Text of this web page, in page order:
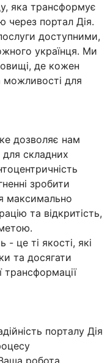
яка трансформує
через портал Дія.
доступними,
українця. Ми
де кожен
можливості для
дозволяє нам
для складних
зробити
максимально
та відкритість,
- це ті якості, які
та досягати
трансформації
порталу Дія